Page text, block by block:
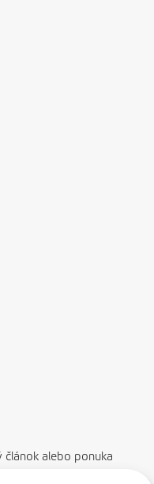
článok alebo ponuka